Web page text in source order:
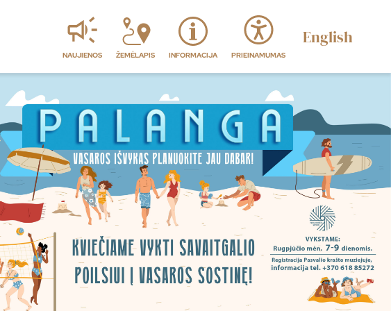
NAUJIENOS ŽEMĖLAPIS INFORMACIJA PRIEINAMUMAS
English